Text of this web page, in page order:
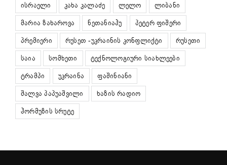
ისრაელი
კახა კალაძე ლელო
ლიბანი
მარია ზახაროვა
ნეთანიაჰუ
პეტერ ფიშერი
პრემიერი
რუსეთ -უკრაინის კონფლიქტი
რუსეთი
საია
სომხეთი
ტექნოლოგიური სიახლეები
ტრამპი
უკრაინა
ფაშინიანი
შალვა პაპუაშვილი
ხაზის რადიო
ჰორმუზის სრუტე